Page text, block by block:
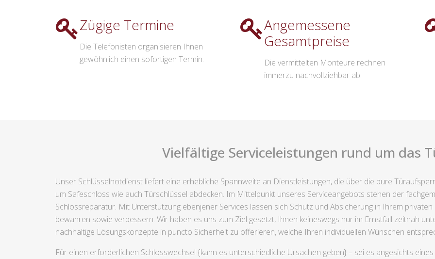
Zügige Termine
Die Telefonisten organisieren Ihnen
gewöhnlich einen sofortigen Termin.
Angemessene
Gesamtpreise
Die vermittelten Monteure rechnen
immerzu nachvollziehbar ab.
Vielfältige Serviceleistungen rund um das
Unser Schlüsselnotdienst liefert eine erhebliche Spannweite an Dienstleistungen, die über die pure
um Safeschloss wie auch Türschlüssel abdecken. Im Mittelpunkt unseres Serviceangebots stehen der
Schlossreparatur. Mit Unterstützung ebenjener Services lassen sich Schutz und Absicherung in Ihrem
bewahren sowie verbessern. Wir haben es uns zum Ziel gesetzt, Ihnen keineswegs nur im Ernstfall zeitnah
nachhaltige Lösungskonzepte in puncto Sicherheit zu offerieren, welche Ihren individuellen Wünschen
Für einen erforderlichen Schlosswechsel {kann es unterschiedliche Ursachen geben} – sei es angesichts